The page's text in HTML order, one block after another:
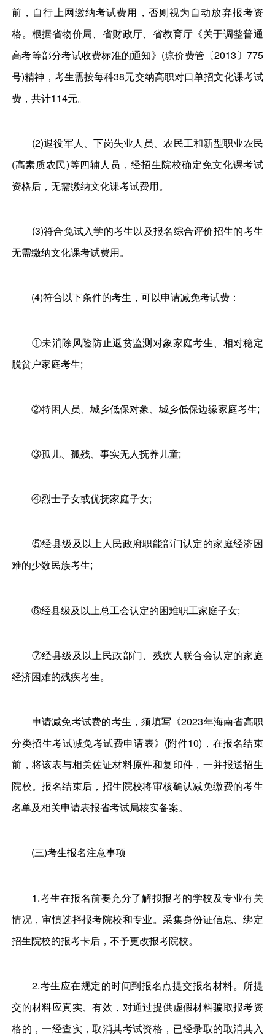
前，自行上网缴纳考试费用，否则视为自动放弃报考资
格。根据省物价局、省财政厅、省教育厅《关于调整普通
高考等部分考试收费标准的通知》(琼价费管〔2013〕775
号)精神，考生需按每科38元交纳高职对口单招文化课考试
费，共计114元。
(2)退役军人、下岗失业人员、农民工和新型职业农民
(高素质农民)等四辅人员，经招生院校确定免文化课考试
资格后，无需缴纳文化课考试费用。
(3)符合免试入学的考生以及报名综合评价招生的考生
无需缴纳文化课考试费用。
(4)符合以下条件的考生，可以申请减免考试费：
①未消除风险防止返贫监测对象家庭考生、相对稳定
脱贫户家庭考生;
②特困人员、城乡低保对象、城乡低保边缘家庭考生;
③孤儿、孤残、事实无人抚养儿童;
④烈士子女或优抚家庭子女;
⑤经县级及以上人民政府职能部门认定的家庭经济困
难的少数民族考生;
⑥经县级及以上总工会认定的困难职工家庭子女;
⑦经县级及以上民政部门、残疾人联合会认定的家庭
经济困难的残疾考生。
申请减免考试费的考生，须填写《2023年海南省高职
分类招生考试减免考试费申请表》(附件10)，在报名结束
前，将该表与相关佐证材料原件和复印件，一并报送招生
院校。报名结束后，招生院校将审核确认减免缴费的考生
名单及相关申请表报省考试局核实备案。
(三)考生报名注意事项
1.考生在报名前要充分了解拟报考的学校及专业有关
情况，审慎选择报考院校和专业。采集身份证信息、绑定
招生院校的报考卡后，不予更改报考院校。
2.考生应在规定的时间到报名点提交报名材料。所提
交的材料应真实、有效，对通过提供虚假材料骗取报考资
格的，一经查实，取消其考试资格，已经录取的取消其入